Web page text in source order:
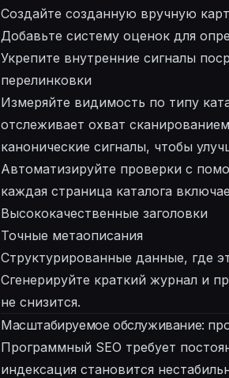
Создайте созданную вручную
Добавьте систему оценок для
Укрепите внутренние сигналы
перелинковки
Измеряйте видимость по типу
отслеживает охват
канонические сигналы, чтобы
Автоматизируйте проверки с
каждая страница каталога
Высококачественные заголовки
Точные метаописания
Структурированные данные, где
Сгенерируйте краткий журнал и
не снизится.
Масштабируемое обслуживание:
Программный SEO требует
индексация становится